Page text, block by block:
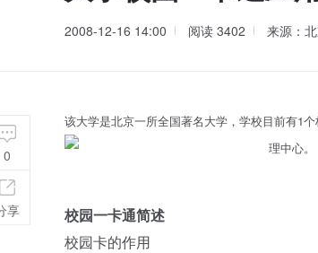
2008-12-16 14:00 阅读 3402 来源：
该大学是北京一所全国著名大学，学校目前有1
理中心。
校园一卡通简述
校园卡的作用
0
享